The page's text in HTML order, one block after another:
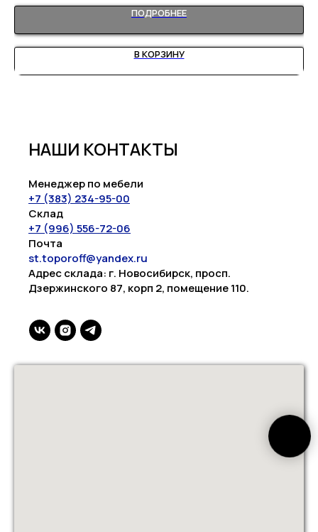
ПОДРОБНЕЕ
В КОРЗИНУ
НАШИ КОНТАКТЫ
Менеджер по мебели
+7 (383) 234-95-00
Склад
+7 (996) 556-72-06
Почта
st.toporoff@yandex.ru
Адрес склада: г. Новосибирск, просп.
Дзержинского 87, корп 2, помещение 110.